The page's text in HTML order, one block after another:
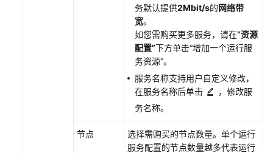
务默认提供2Mbit/s的网络带
宽。
如您需购买更多服务，请在“资源
配置”下方单击“增加一个运行服
务资源”。
服务名称支持用户自定义修改，
在服务名称后单击
，修改服
务名称。
节点
选择需购买的节点数量。单个运行
服务配置的节点数量越多代表运行